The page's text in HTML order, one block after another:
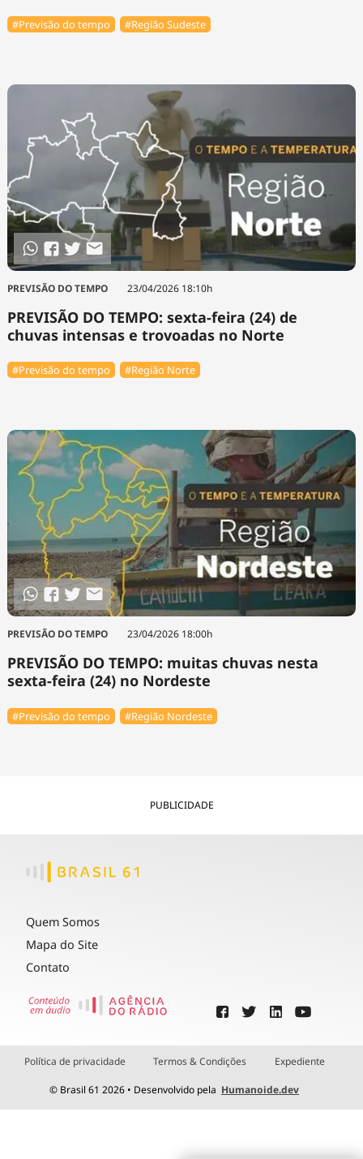
#Previsão do tempo #Região Sudeste
PREVISÃO DO TEMPO 23/04/2026 18:10h
PREVISÃO DO TEMPO: sexta-feira (24) de
chuvas intensas e trovoadas no Norte
#Previsão do tempo #Região Norte
PREVISÃO DO TEMPO 23/04/2026 18:00h
PREVISÃO DO TEMPO: muitas chuvas nesta
sexta-feira (24) no Nordeste
#Previsão do tempo #Região Nordeste
PUBLICIDADE
Quem Somos
Mapa do Site
Contato
Política de privacidade Termos & Condições Expediente
© Brasil 61 2026 • Desenvolvido pela Humanoide.dev